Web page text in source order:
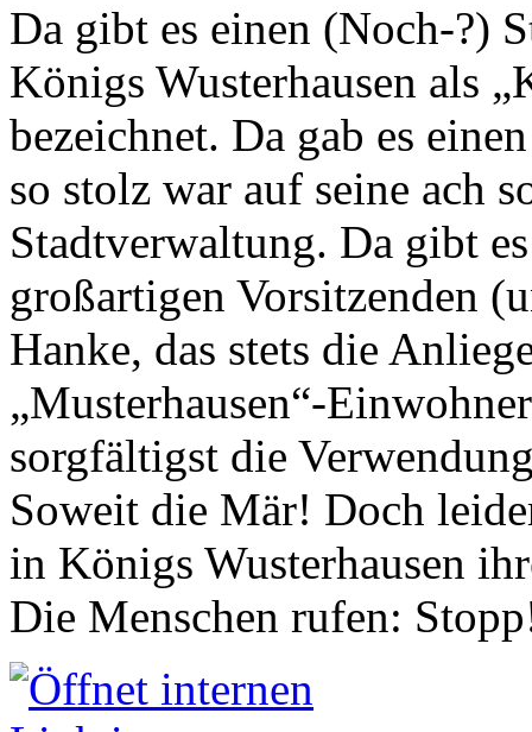
Da gibt es einen (Noch-?)
Königs Wusterhausen als
bezeichnet. Da gab es
so stolz war auf seine ach
Stadtverwaltung. Da gibt
großartigen Vorsitzenden
Hanke, das stets die
„Musterhausen“-
sorgfältigst die
Soweit die Mär! Doch
in Königs Wusterhausen
Die Menschen rufen: